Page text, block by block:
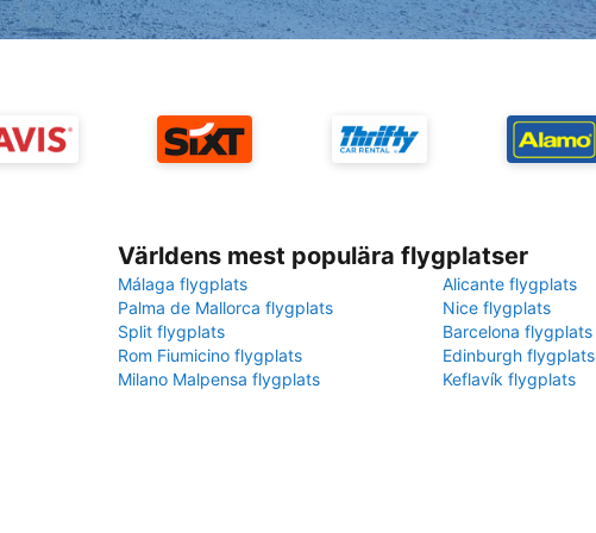
Världens mest populära flygplatser
Málaga flygplats
Alicante flygplats
Palma de Mallorca flygplats
Nice flygplats
Split flygplats
Barcelona flygplats
Rom Fiumicino flygplats
Edinburgh flygplats
Milano Malpensa flygplats
Keflavík flygplats